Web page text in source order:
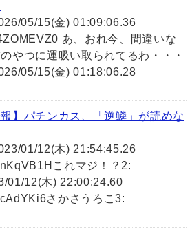
05/15(金) 01:09:06.36
あ、おれ今、間違いな
のやつに運吸い取られてるわ・・・
05/15(金) 01:18:06.28
報】パチンカス、「逆鱗」が読めな
01/12(木) 21:54:45.26
これマジ！？2:
01/12(木) 22:00:24.60
さかさうろこ3: